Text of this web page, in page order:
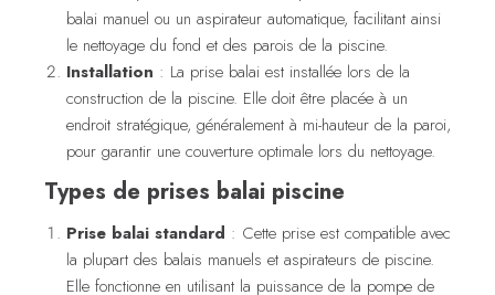
balai manuel ou un aspirateur automatique, facilitant ainsi
le nettoyage du fond et des parois de la piscine.
Installation : La prise balai est installée lors de la
construction de la piscine. Elle doit être placée à un
endroit stratégique, généralement à mi-hauteur de la paroi,
pour garantir une couverture optimale lors du nettoyage.
Types de prises balai piscine
Prise balai standard : Cette prise est compatible avec
la plupart des balais manuels et aspirateurs de piscine.
Elle fonctionne en utilisant la puissance de la pompe de